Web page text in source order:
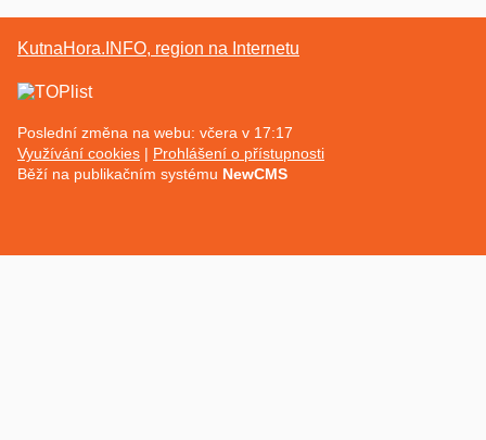
KutnaHora.INFO, region na Internetu
Poslední změna na webu: včera v 17:17
Využívání cookies
Prohlášení o přístupnosti
Běží na publikačním systému NewCMS